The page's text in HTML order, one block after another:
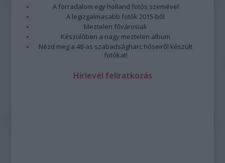
A forradalom egy holland fotós szemével
A legizgalmasabb fotók 2015-ből
Meztelen fővárosiak
Készülőben a nagy meztelen album
Nézd meg a 48-as szabadságharc hőseiről készült
fotókat!
Hírlevél feliratkozás